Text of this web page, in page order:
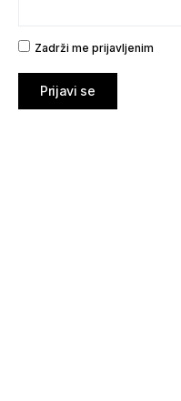
Zadrži me prijavljenim
Prijavi se